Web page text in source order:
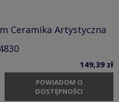
Ceramika Artystyczna
149,39 zł
POWIADOM O
DOSTĘPNOŚCI